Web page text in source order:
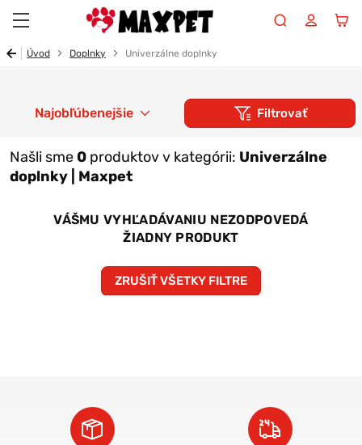
Úvod Doplnky Univerzálne doplnky
Filtrovať
Našli sme 0 produktov v kategórii: Univerzálne
doplnky | Maxpet
Najobľúbenejšie
VÁŠMU VYHĽADÁVANIU NEZODPOVEDÁ
ŽIADNY PRODUKT
ZRUŠIŤ VŠETKY FILTRE